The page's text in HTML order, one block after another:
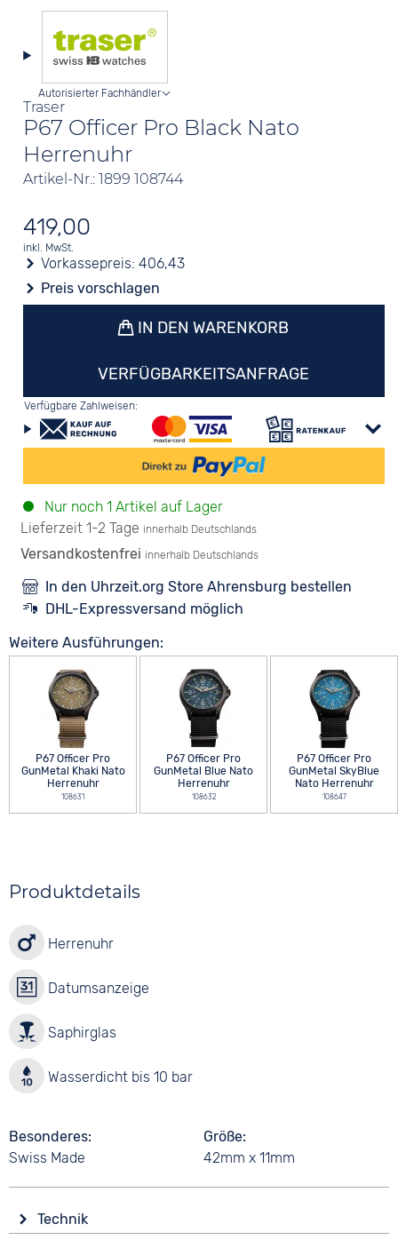
Traser
P67 Officer Pro Black Nato
Herrenuhr
Artikel-Nr.: 1899 108744
Autorisierter Fachhändler
419,00
inkl. MwSt.
Vorkassepreis:406,43
Preis vorschlagen
IN DEN WARENKORB
VERFÜGBARKEITSANFRAGE
Verfügbare Zahlweisen:
Nur noch 1 Artikel auf Lager
Lieferzeit 1-2 Tage innerhalb Deutschlands
Versandkostenfrei innerhalb Deutschlands
In den Uhrzeit.org Store Ahrensburg bestellen
DHL-Expressversand möglich
Weitere Ausführungen:
P67 Officer Pro
GunMetal Khaki Nato
Herrenuhr
108631
P67 Officer Pro
GunMetal Blue Nato
Herrenuhr
108632
P67 Officer Pro
GunMetal SkyBlue
Nato Herrenuhr
108647
Produktdetails
Herrenuhr
Datumsanzeige
Saphirglas
Wasserdicht bis 10 bar
Besonderes
Swiss Made
Größe
42mm x 11mm
Technik